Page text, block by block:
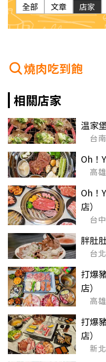
全部 文章 店家
燒肉吃到飽
相關店家
温家
台
Oh！
高
Oh！
店）
台
胖肚
台
打爆
店）
高
打爆
店）
新